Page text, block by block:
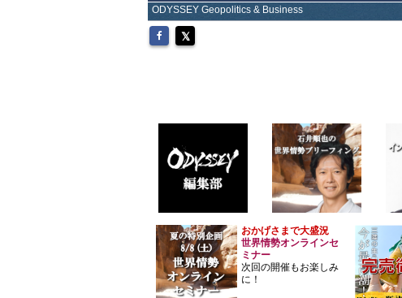
ODYSSEY Geopolitics & Business
おかげさまで大盛況
世界情勢オンラインセ
ミナー
次回の開催もお楽しみ
に！